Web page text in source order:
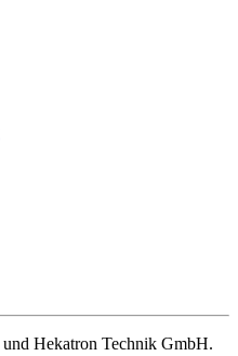
Hekatron Technik GmbH.